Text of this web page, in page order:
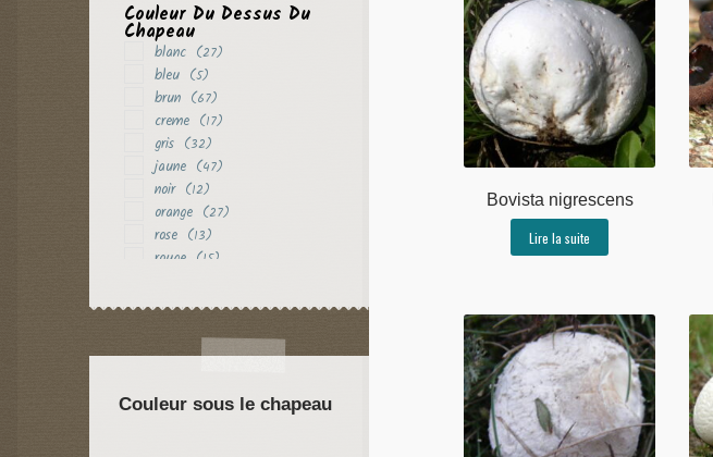
Bovista nigrescens
Lire la suite
Couleur Du Dessus Du
Chapeau
blanc (27)
bleu (5)
brun (67)
creme (17)
gris (32)
jaune (47)
noir (12)
orange (27)
rose (13)
rouge (15)
violet (10)
Couleur sous le chapeau